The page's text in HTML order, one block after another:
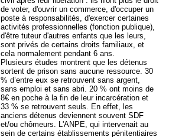
de voter, d'ouvrir un commerce, d'occuper un
poste à responsabilités, d'exercer certaines
activités professionnelles (fonction publique),
d'être tuteur d'autres enfants que les leurs,
sont privés de certains droits familiaux, et
cela normalement pendant 6 ans.
Plusieurs études montrent que les détenus
sortent de prison sans aucune ressource. 30
% d’entre eux se retrouvent sans argent,
sans emploi et sans abri. 20 % ont moins de
8€ en poche à la fin de leur incarcération et
33 % se retrouvent seuls. En effet, les
anciens détenus deviennent souvent SDF
et/ou chômeurs. L'ANPE, qui intervenait au
sein de certains établissements pénitentiaires